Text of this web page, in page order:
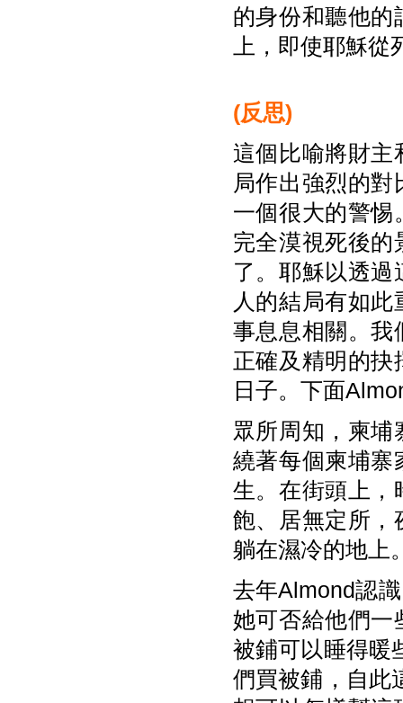
的身份和聽他的
上，即使耶穌
(反思)
這個比喻將財主
局作出強烈的
一個很大的警惕
完全漠視死後的
了。耶穌以透
人的結局有如
事息息相關。我
正確及精明的抉
日子。下面
眾所周知，柬
繞著每個柬埔寨
生。在街頭上，
飽、居無定所，
躺在濕冷的地上
去年Almond認
她可否給他們一
被鋪可以睡得暖
們買被鋪，自此